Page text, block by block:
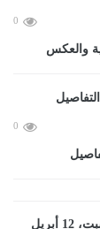
0
والعكس
0